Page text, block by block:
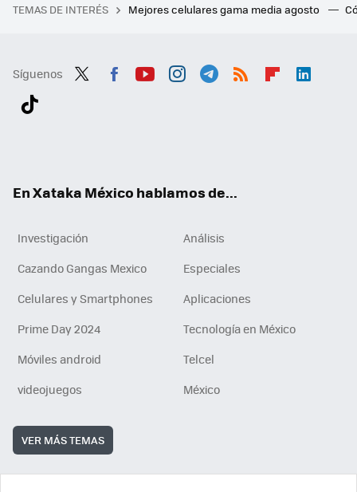
TEMAS DE INTERÉS Mejores celulares gama media agosto
Síguenos
En Xataka México hablamos de...
Investigación
Análisis
Cazando Gangas Mexico
Especiales
Celulares y Smartphones
Aplicaciones
Prime Day 2024
Tecnología en México
Móviles android
Telcel
videojuegos
México
VER MÁS TEMAS